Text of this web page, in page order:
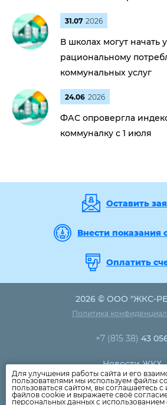
31.07 2026
В школах могут начать
рациональному
коммунальных услуг
24.06 2026
ФАС опровергла
коммуналку с 1 июля
Оставить
Внести показания
Оплатить
2026 © ООО "ЖКС-
Политика
+7 (815 38) 43
Новости ЖКХ
Новости
Как оплатить
Для улучшения работы сайта и его
пользователями мы используем файлы
пользоваться сайтом, вы соглашаетесь
файлов cookie и выражаете своё
персональных данных с использованием